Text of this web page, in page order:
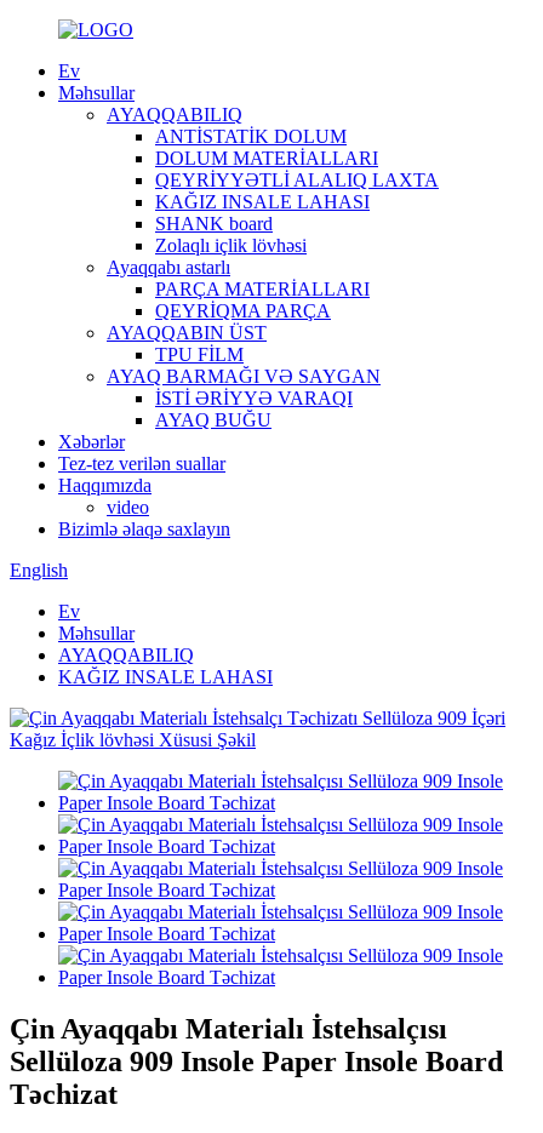
Ev
Məhsullar
AYAQQABILIQ
ANTİSTATİK DOLUM
DOLUM MATERİALLARI
QEYRİYYƏTLİ ALALIQ LAXTA
KAĞIZ INSALE LAHASI
SHANK board
Zolaqlı içlik lövhəsi
Ayaqqabı astarlı
PARÇA MATERİALLARI
QEYRİQMA PARÇA
AYAQQABIN ÜST
TPU FİLM
AYAQ BARMAĞI VƏ SAYGAN
İSTİ ƏRİYYƏ VARAQI
AYAQ BUĞU
Xəbərlər
Tez-tez verilən suallar
Haqqımızda
video
Bizimlə əlaqə saxlayın
English
Ev
Məhsullar
AYAQQABILIQ
KAĞIZ INSALE LAHASI
Çin Ayaqqabı Materialı İstehsalçısı
Sellüloza 909 Insole Paper Insole Board
Təchizat